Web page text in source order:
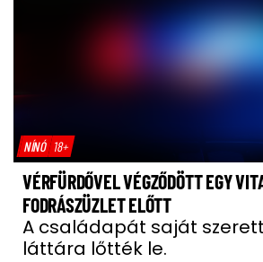
NÍNÓ 18+
VÉRFÜRDŐVEL VÉGZŐDÖTT EGY
FODRÁSZÜZLET ELŐTT
A családapát saját
láttára lőtték le.